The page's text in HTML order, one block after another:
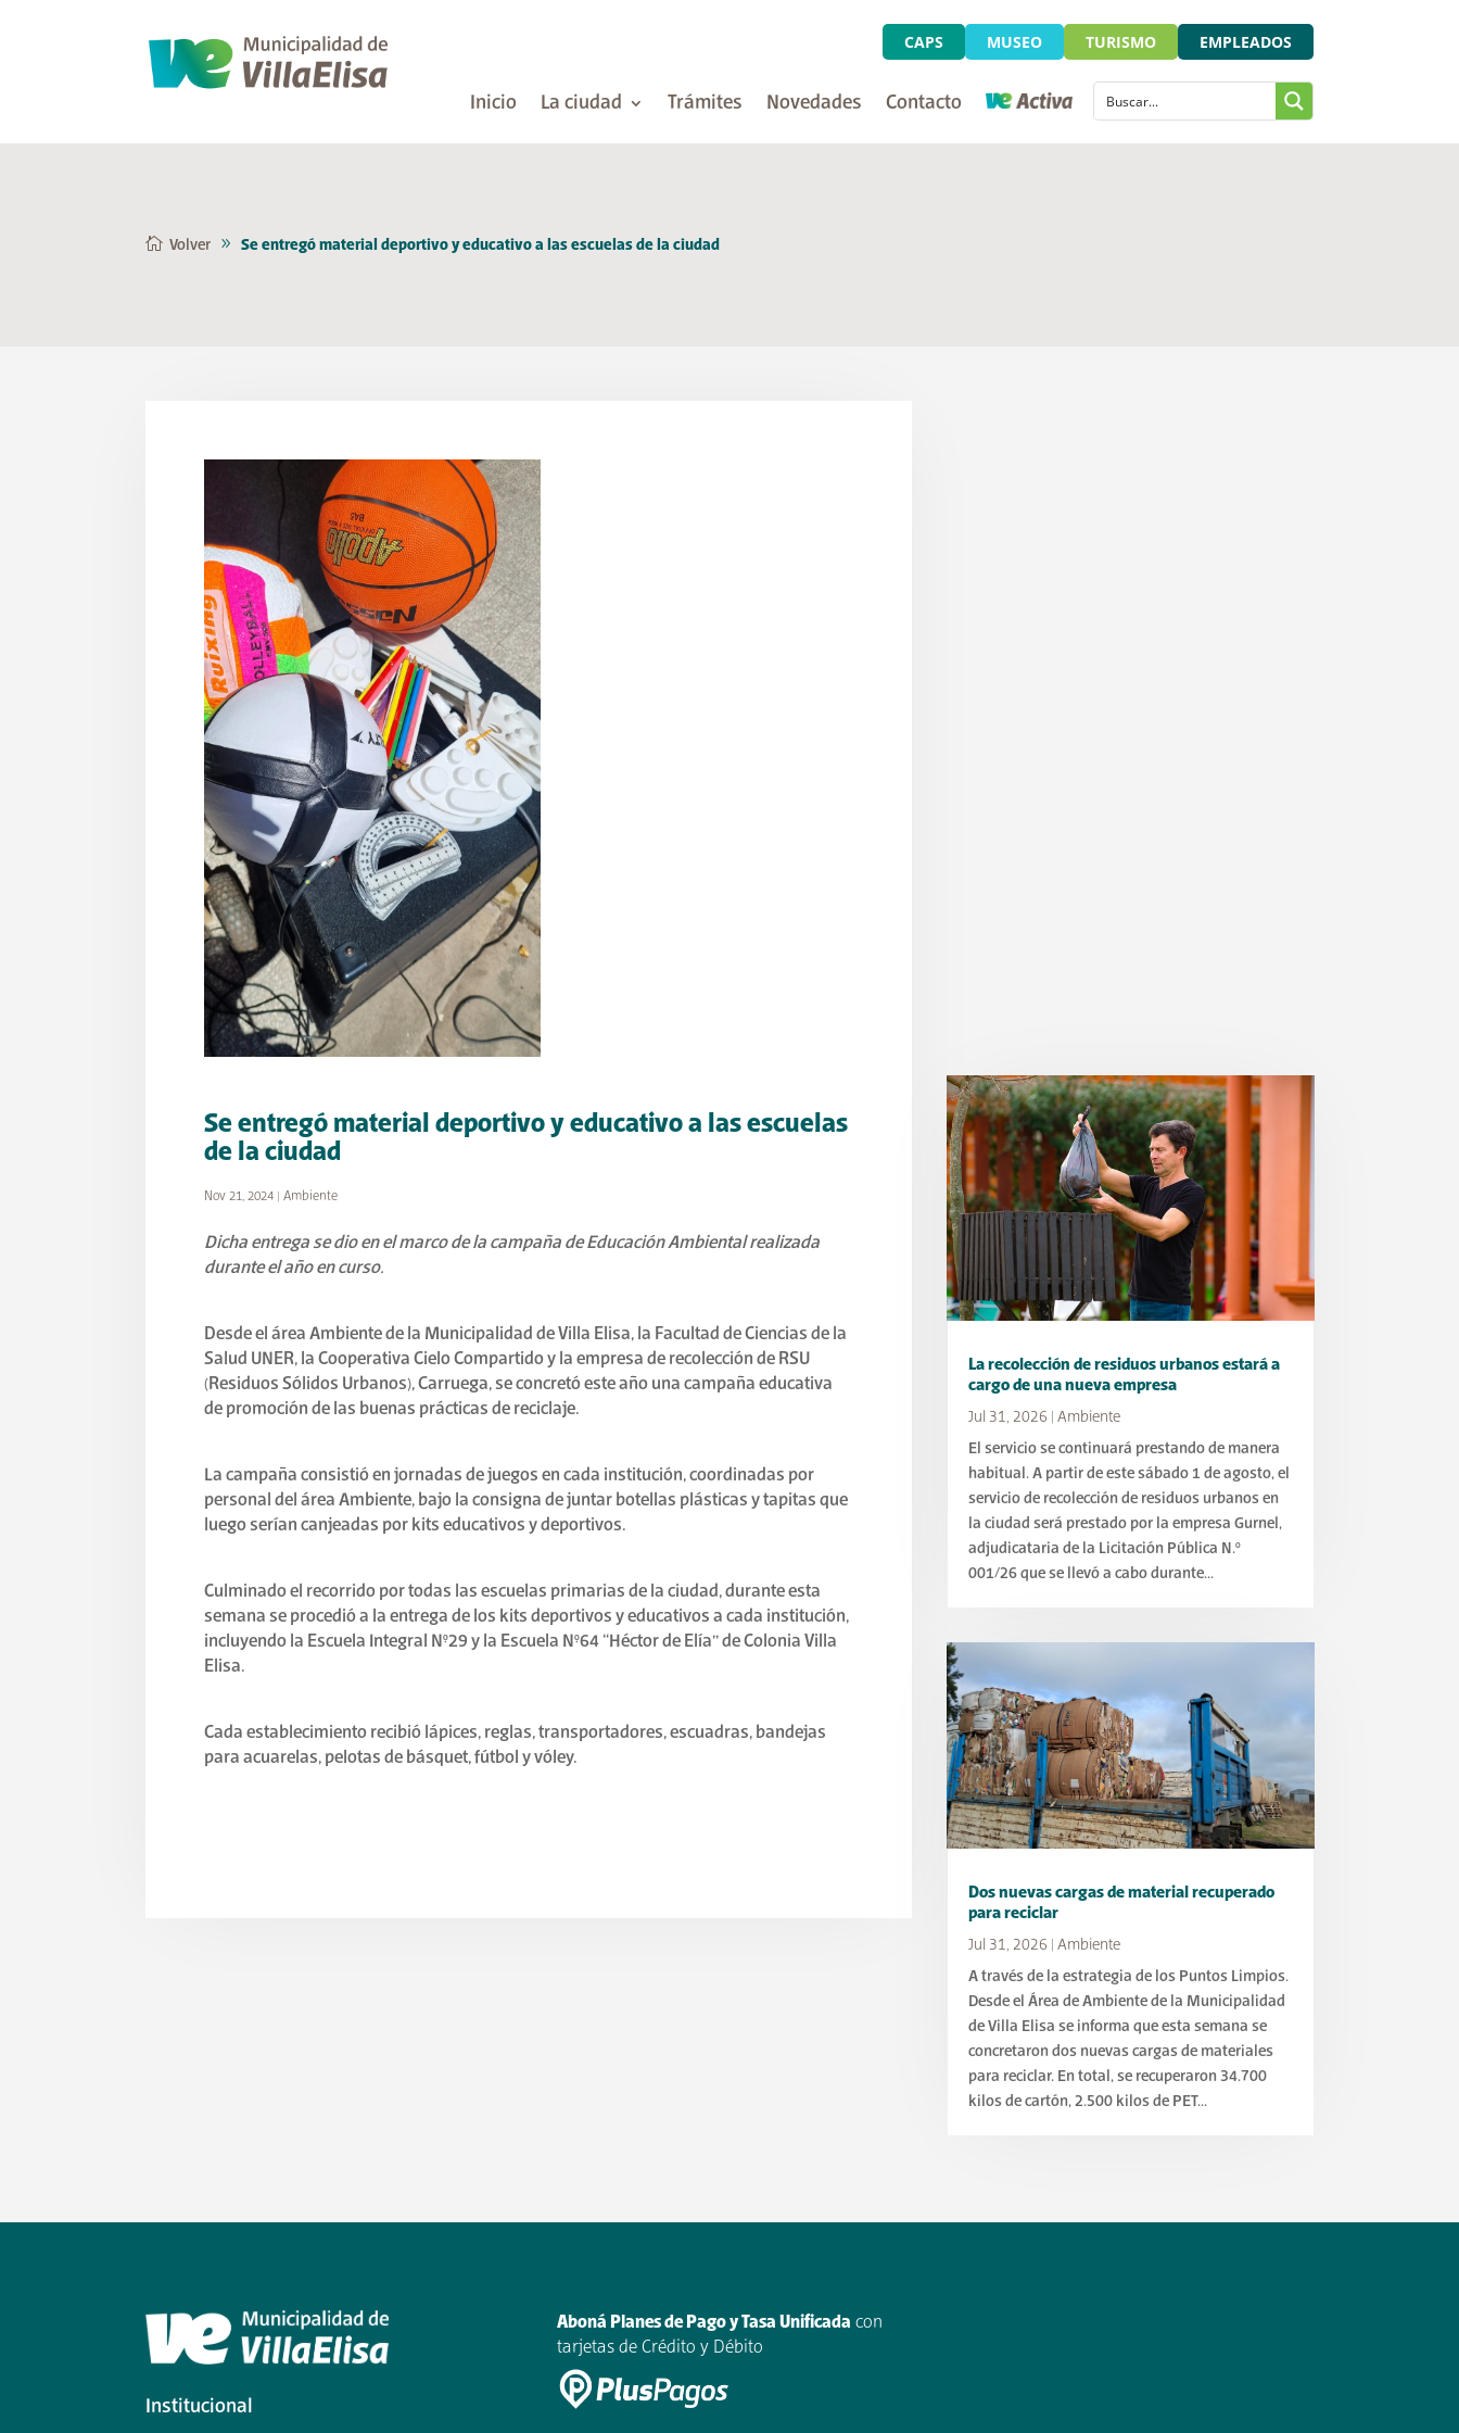
CAPS MUSEO TURISMO EMPLEADOS
Inicio La ciudad Trámites Novedades Contacto
Volver Se entregó material deportivo y educativo a las escuelas de la ciudad
Se entregó material deportivo y educativo a las escuelas
de la ciudad
Nov 21, 2024 |Ambiente
Dicha entrega se dio en el marco de la campaña de Educación Ambiental realizada
durante el año en curso.
Desde el área Ambiente de la Municipalidad de Villa Elisa, la Facultad de Ciencias de la
Salud UNER, la Cooperativa Cielo Compartido y la empresa de recolección de RSU
(Residuos Sólidos Urbanos), Carruega, se concretó este año una campaña educativa
de promoción de las buenas prácticas de reciclaje.
La campaña consistió en jornadas de juegos en cada institución, coordinadas por
personal del área Ambiente, bajo la consigna de juntar botellas plásticas y tapitas que
luego serían canjeadas por kits educativos y deportivos.
Culminado el recorrido por todas las escuelas primarias de la ciudad, durante esta
semana se procedió a la entrega de los kits deportivos y educativos a cada institución,
incluyendo la Escuela Integral N°29 y la Escuela N°64 “Héctor de Elía” de Colonia Villa
Elisa.
Cada establecimiento recibió lápices, reglas, transportadores, escuadras, bandejas
para acuarelas, pelotas de básquet, fútbol y vóley.
La recolección de residuos urbanos estará a
cargo de una nueva empresa
Jul 31, 2026
Ambiente
El servicio se continuará prestando de manera
habitual. A partir de este sábado 1 de agosto, el
servicio de recolección de residuos urbanos en
la ciudad será prestado por la empresa Gurnel,
adjudicataria de la Licitación Pública N.º
001/26 que se llevó a cabo durante...
Dos nuevas cargas de material recuperado
para reciclar
Jul 31, 2026
Ambiente
A través de la estrategia de los Puntos Limpios.
Desde el Área de Ambiente de la Municipalidad
de Villa Elisa se informa que esta semana se
concretaron dos nuevas cargas de materiales
para reciclar. En total, se recuperaron 34.700
kilos de cartón, 2.500 kilos de PET...
Institucional
Aboná Planes de Pago y Tasa Unificada con
tarjetas de Crédito y Débito